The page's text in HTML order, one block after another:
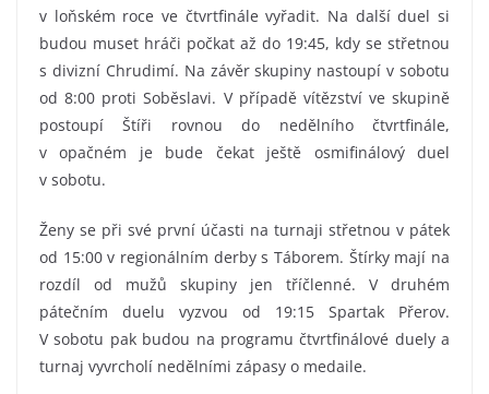
v loňském roce ve čtvrtfinále vyřadit. Na další duel si
budou muset hráči počkat až do 19:45, kdy se střetnou
s divizní Chrudimí. Na závěr skupiny nastoupí v sobotu
od 8:00 proti Soběslavi. V případě vítězství ve skupině
postoupí Štíři rovnou do nedělního čtvrtfinále,
v opačném je bude čekat ještě osmifinálový duel
v sobotu.
Ženy se při své první účasti na turnaji střetnou v pátek
od 15:00 v regionálním derby s Táborem. Štírky mají na
rozdíl od mužů skupiny jen tříčlenné. V druhém
pátečním duelu vyzvou od 19:15 Spartak Přerov.
V sobotu pak budou na programu čtvrtfinálové duely a
turnaj vyvrcholí nedělními zápasy o medaile.